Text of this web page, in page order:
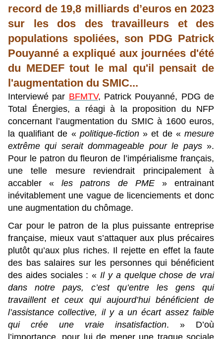
record de 19,8 milliards d’euros en 2023
sur les dos des travailleurs et des
populations spoliées, son PDG Patrick
Pouyanné a expliqué aux journées d'été
du MEDEF tout le mal qu'il pensait de
l'augmentation du SMIC...
Interviewé par BFMTV, Patrick Pouyanné, PDG de
Total Énergies, a réagi à la proposition du NFP
concernant l’augmentation du SMIC à 1600 euros,
la qualifiant de « politique-fiction» et de «mesure
extrême qui serait dommageable pour le pays».
Pour le patron du fleuron de l’impérialisme français,
une telle mesure reviendrait principalement à
accabler «les patrons de PME» entrainant
inévitablement une vague de licenciements et donc
une augmentation du chômage.
Car pour le patron de la plus puissante entreprise
française, mieux vaut s’attaquer aux plus précaires
plutôt qu’aux plus riches. Il rejette en effet la faute
des bas salaires sur les personnes qui bénéficient
des aides sociales : «Il y a quelque chose de vrai
dans notre pays, c’est qu’entre les gens qui
travaillent et ceux qui aujourd’hui bénéficient de
l’assistance collective, il y a un écart assez faible
qui crée une vraie insatisfaction. » D’où